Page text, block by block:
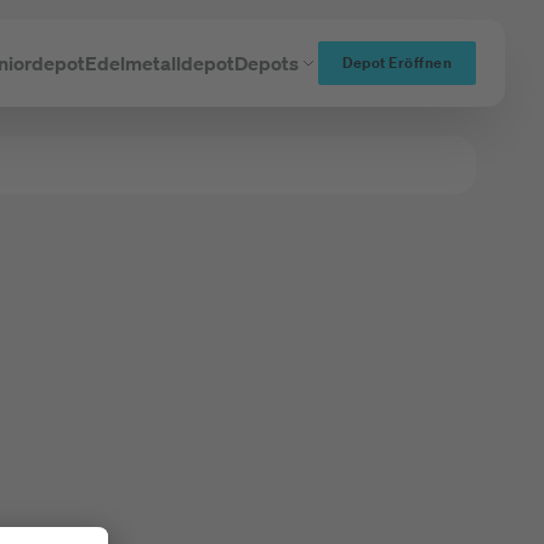
EdelmetalldepotDepots Depot Eröffnen